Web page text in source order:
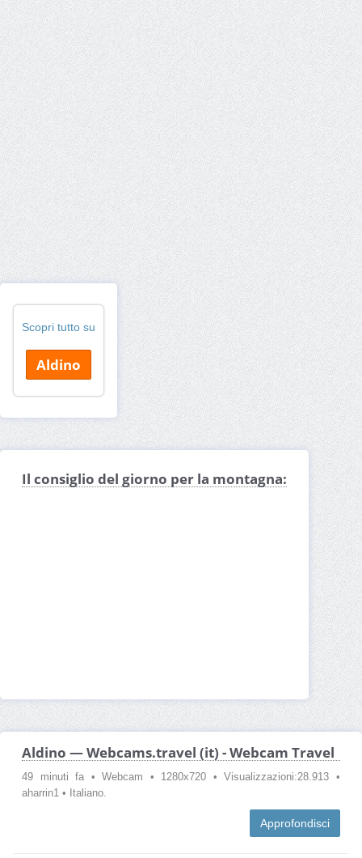
Scopri tutto su
Aldino
Il consiglio del giorno per la montagna:
Aldino — Webcams.travel (it) - Webcam Travel
49 minuti fa • Webcam • 1280x720 • Visualizzazioni:28.913 •
aharrin1 • Italiano.
Approfondisci